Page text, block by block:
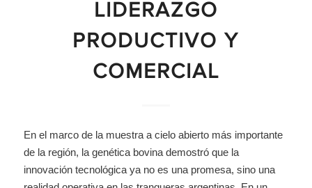
LIDERAZGO
PRODUCTIVO Y
COMERCIAL
En el marco de la muestra a cielo abierto más importante
de la región, la genética bovina demostró que la
innovación tecnológica ya no es una promesa, sino una